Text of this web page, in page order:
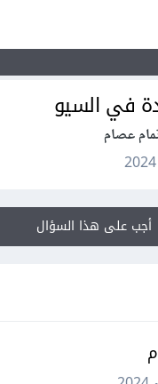
في السيو
عصام
أجب على هذا السؤال